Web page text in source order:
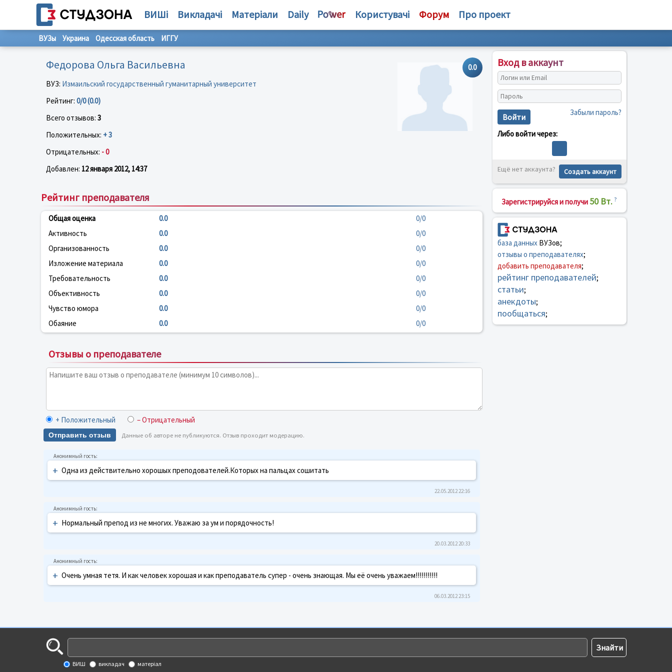
ВИШі Викладачі Матеріали Daily Користувачі Форум Про проект
ВУЗы Украина Одесская область ИГГУ
0.0
Федорова Ольга Васильевна
ВУЗ: Измаильский государственный гуманитарный университет
Рейтинг: 0/0 (0.0)
Всего отзывов: 3
Положительных: + 3
Отрицательных: - 0
Добавлен: 12 января 2012, 14:37
Рейтинг преподавателя
Общая оценка 0.0
0/0
Активность
0.0
0/0
Организованность
0.0
0/0
Изложение материала
0.0
0/0
Требовательность
0.0
0/0
Объективность
0.0
0/0
Чувство юмора
0.0
0/0
Обаяние
0.0 0/0
Отзывы о преподавателе
+ Положительный – Отрицательный
Отправить отзыв Данные об авторе не публикуются. Отзыв проходит модерацию.
+ Одна из действительно хорошых преподователей.Которых на пальцах сошитать
22.05.2012 22:16
+ Нормальный препод из не многих. Уважаю за ум и порядочность!
20.03.2012 20:33
+ Очень умная тетя. И как человек хорошая и как преподаватель супер - очень знающая. Мы её очень уважаем!!!!!!!!!!!
06.03.2012 23:15
Вход в аккаунт
Войти Забыли пароль?
Либо войти через:
Ещё нет аккаунта? Создать аккаунт
Зарегистрируйся и получи 50 Вт. ?
база данныхВУЗов;
отзывы о преподавателях;
добавить преподавателя;
рейтинг преподавателей;
статьи;
анекдоты;
пообщаться;
ВИШ викладач матеріал